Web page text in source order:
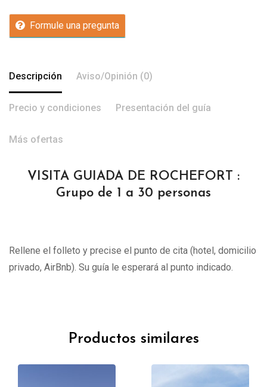
Formule una pregunta
Descripción Aviso/Opinión (0)
Precio y condiciones Presentación del guía
Más ofertas
VISITA GUIADA DE ROCHEFORT :
Grupo de 1 a 30 personas
Rellene el folleto y precise el punto de cita (hotel, domicilio
privado, AirBnb). Su guía le esperará al punto indicado.
Productos similares